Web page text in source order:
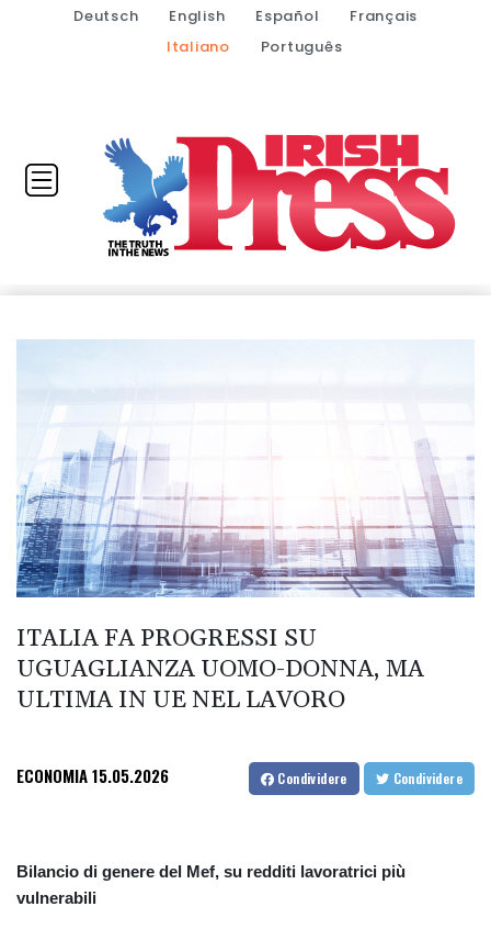
Deutsch English Español
Français
Italiano
Português
ITALIA FA PROGRESSI SU
UGUAGLIANZA UOMO-DONNA, MA
ULTIMA IN UE NEL LAVORO
ECONOMIA15.05.2026 Condividere Condividere
Bilancio di genere del Mef, su redditi lavoratrici più
vulnerabili